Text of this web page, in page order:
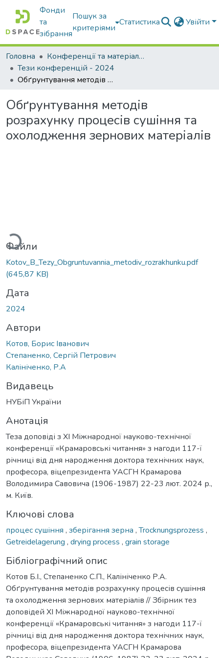
Фонди
та
зібрання
Пошук за
критеріями
Статистика Увійти
Головна
Конференції та матеріали конференцій
Тези конференцій - 2024
Обґрунтування методів розрахунку процесів сушіння та охолодження зернових матеріалів
Обґрунтування методів
розрахунку процесів сушіння та
охолодження зернових матеріалів
Файли
Kotov_B_Tezy_Obgruntuvannia_metodiv_rozrakhunku.pdf
(645,87 KB)
Дата
2024
Автори
Котов, Борис Іванович
Степаненко, Сергій Петрович
Калініченко, Р.А
Видавець
НУБіП України
Анотація
Теза доповіді з ХІ Міжнародної науково-технічної
конференції «Крамаровські читання» з нагоди 117-ї
річниці від дня народження доктора технічних наук,
професора, віцепрезидента УАСГН Крамарова
Володимира Савовича (1906-1987) 22-23 лют. 2024 р.,
м. Київ.
Ключові слова
процес сушіння , зберігання зерна ,Trocknungsprozess ,
Getreidelagerung , drying process , grain storage
Бібліографічний опис
Котов Б.І., Степаненко С.П., Калініченко Р.А.
Обґрунтування методів розрахунку процесів сушіння
та охолодження зернових матеріалів // Збірник тез
доповідей ХI Міжнародної науково-технічної
конференції «Крамаровські читання» з нагоди 117-ї
річниці від дня народження доктора технічних наук,
професора, віцепрезидента УАСГН Крамарова